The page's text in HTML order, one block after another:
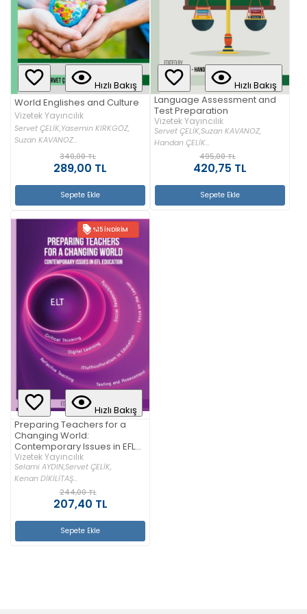
Hızlı Bakış
World Englishes and Culture
Vizetek Yayıncılık
Servet ÇELİK,Yasemin KIRKGÖZ,
Suzan KAVANOZ...
340,00 TL
289,00 TL
Sepete Ekle
Hızlı Bakış
Language Assessment and
Test Preparation
Vizetek Yayıncılık
Servet ÇELİK,Suzan KAVANOZ,
Handan ÇELİK...
495,00 TL
420,75 TL
Sepete Ekle
%15 İNDIRIM
Hızlı Bakış
Preparing Teachers for a
Changing World:
Contemporary Issues in EFL
Education
Vizetek Yayıncılık
Selami AYDIN,Servet ÇELİK,
Kenan DİKİLİTAŞ...
244,00 TL
207,40 TL
Sepete Ekle